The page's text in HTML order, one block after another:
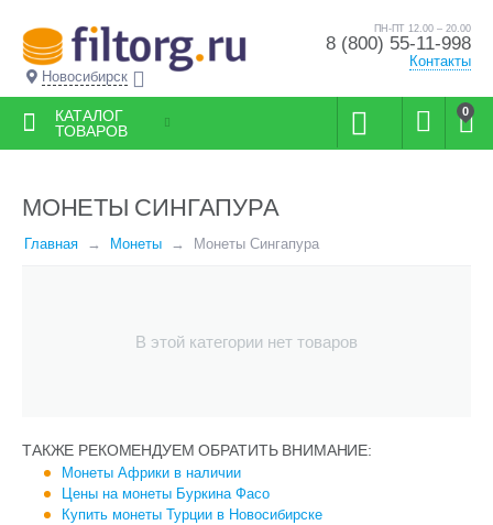
Новосибирск
ПН-ПТ 12.00 – 20.00
8 (800) 55-11-998
Контакты
0
КАТАЛОГ
ТОВАРОВ
МОНЕТЫ СИНГАПУРА
Главная Монеты Монеты Сингапура
В этой категории нет товаров
ТАКЖЕ РЕКОМЕНДУЕМ ОБРАТИТЬ ВНИМАНИЕ:
Монеты Африки в наличии
Цены на монеты Буркина Фасо
Купить монеты Турции в Новосибирске